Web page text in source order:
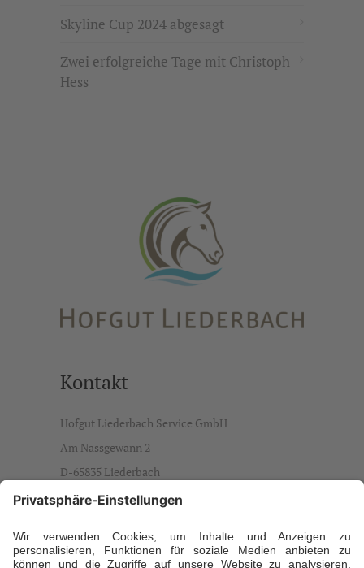
Skyline Cup 2024 abgesagt
Zwei erfolgreiche Tage mit Christoph
Hess
Kontakt
Hofgut Liederbach Service GmbH
Am Nassgewann 2
D-65835 Liederbach
info@hofgut-liederbach.de
Ansprechpartner